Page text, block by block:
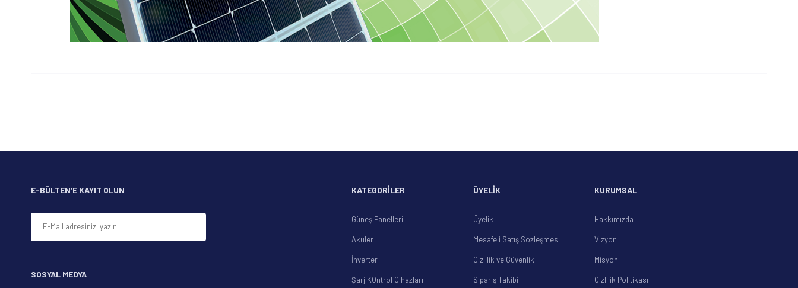
E-BÜLTEN’E KAYIT OLUN
SOSYAL MEDYA
KATEGORİLER
Güneş Panelleri
Aküler
İnverter
Şarj KOntrol Cihazları
ÜYELİK
Üyelik
Mesafeli Satış Sözleşmesi
Gizlilik ve Güvenlik
Sipariş Takibi
KURUMSAL
Hakkımızda
Vizyon
Misyon
Gizlilik Politikası